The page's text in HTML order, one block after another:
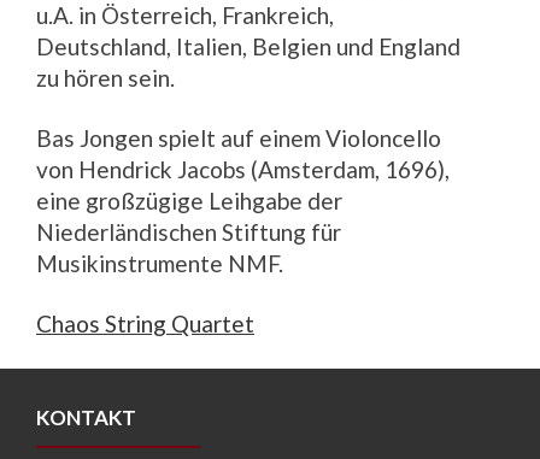
u.A. in Österreich, Frankreich,
Deutschland, Italien, Belgien und England
zu hören sein.
Bas Jongen spielt auf einem Violoncello
von Hendrick Jacobs (Amsterdam, 1696),
eine großzügige Leihgabe der
Niederländischen Stiftung für
Musikinstrumente NMF.
Chaos String Quartet
KONTAKT